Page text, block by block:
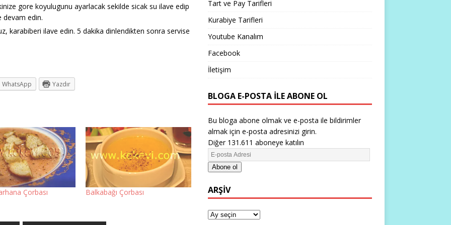
gore koyulugunu ayarlacak sekilde sicak su ilave edip
devam edin.
karabiberi ilave edin. 5 dakika dinlendikten sonra servise
WhatsApp Yazdır
Çorbası Balkabağı Çorbası
Tart ve Pay Tarifleri
Kurabiye Tarifleri
Youtube Kanalım
Facebook
İletişim
BLOGA E-POSTA ILE ABONE OL
Bu bloga abone olmak ve e-posta ile bildirimler
almak için e-posta adresinizi girin.
Diğer 131.611 aboneye katılın
Abone ol
ARŞIV